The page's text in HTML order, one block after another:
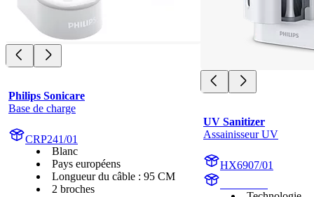
Philips Sonicare
Base de charge
CRP241/01
Blanc
Pays européens
Longueur du câble : 95 CM
2 broches
UV Sanitizer
Assainisseur UV
HX6907/01